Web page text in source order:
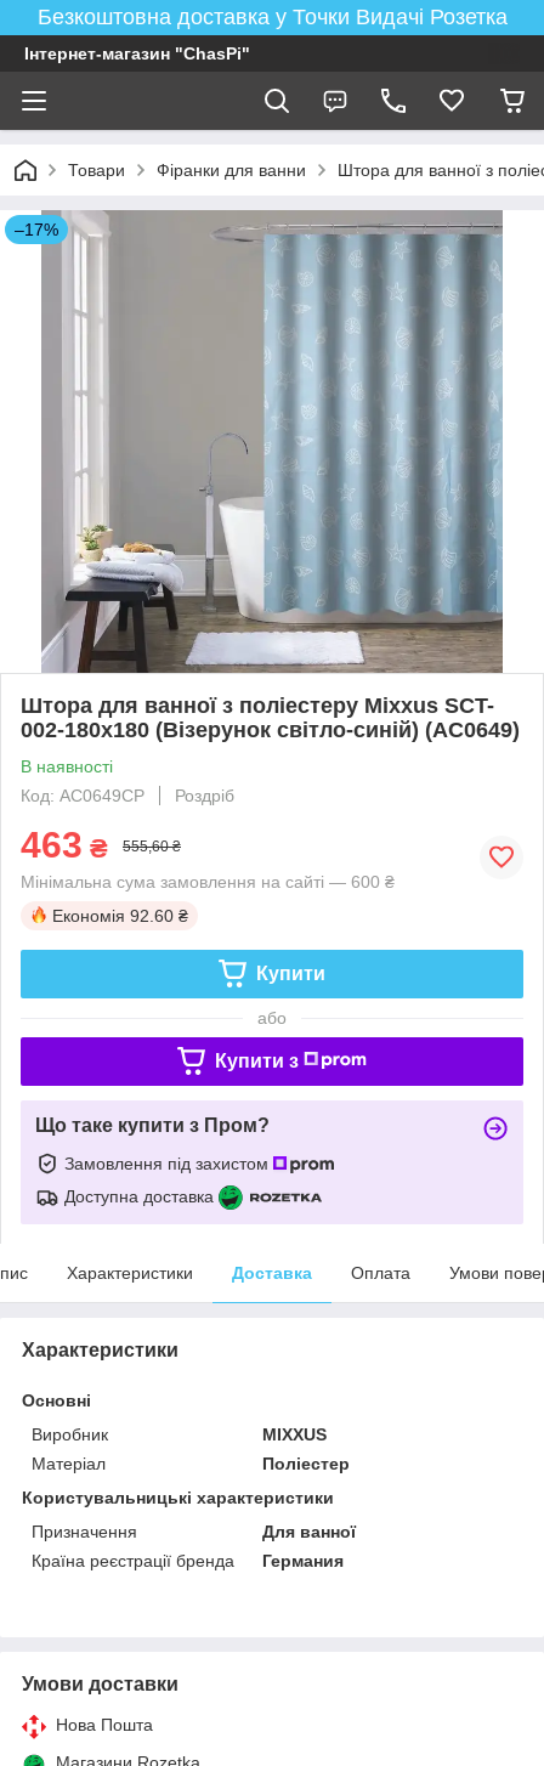
Безкоштовна доставка у Точки Видачі Розетка
Інтернет-магазин "ChasPi"
Товари Фіранки для ванни Штора для ванної з
–17%
Штора для ванної з поліестеру Mixxus SCT-
002-180x180 (Візерунок світло-синій) (AC0649)
В наявності
Код: AC0649CP
Роздріб
463 ₴ 555,60 ₴
Мінімальна сума замовлення на сайті — 600 ₴
Економія 92.60 ₴
Купити
або
Купити з
Що таке купити з Пром?
Замовлення під захистом
Доступна доставка
Характеристики Доставка Оплата Умови
Характеристики
Основні
Виробник
MIXXUS
Матеріал
Поліестер
Користувальницькі характеристики
Призначення
Для ванної
Країна реєстрації бренда
Германия
Умови доставки
Нова Пошта
Магазини Rozetka